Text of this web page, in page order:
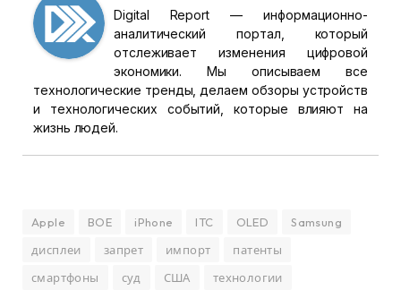
Digital Report — информационно-
аналитический портал, который
отслеживает изменения цифровой
экономики. Мы описываем все
технологические тренды, делаем обзоры устройств
и технологических событий, которые влияют на
жизнь людей.
Apple BOE iPhone ITC OLED
Samsung
дисплеи
запрет импорт
патенты
смартфоны
суд США
технологии